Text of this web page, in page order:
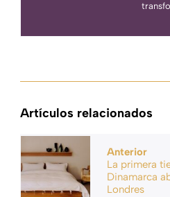
Artículos relacionados
Anterior
La primera
Dinamarca
Londres